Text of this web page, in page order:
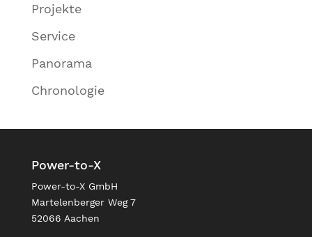
Projekte
Service
Panorama
Chronologie
Power-to-X
Power-to-X GmbH
Martelenberger Weg 7
52066 Aachen